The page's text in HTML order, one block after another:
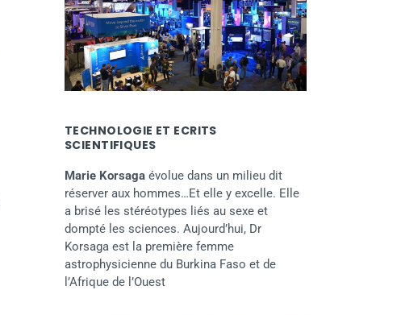
TECHNOLOGIE ET ECRITS
SCIENTIFIQUES
Marie Korsaga évolue dans un milieu dit
réserver aux hommes…Et elle y excelle. Elle
a brisé les stéréotypes liés au sexe et
dompté les sciences. Aujourd’hui, Dr
Korsaga est la première femme
astrophysicienne du Burkina Faso et de
l’Afrique de l’Ouest